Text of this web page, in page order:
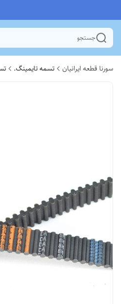
جستجو
سورنا قطعه ایرانیان تسمه تایمینگ.